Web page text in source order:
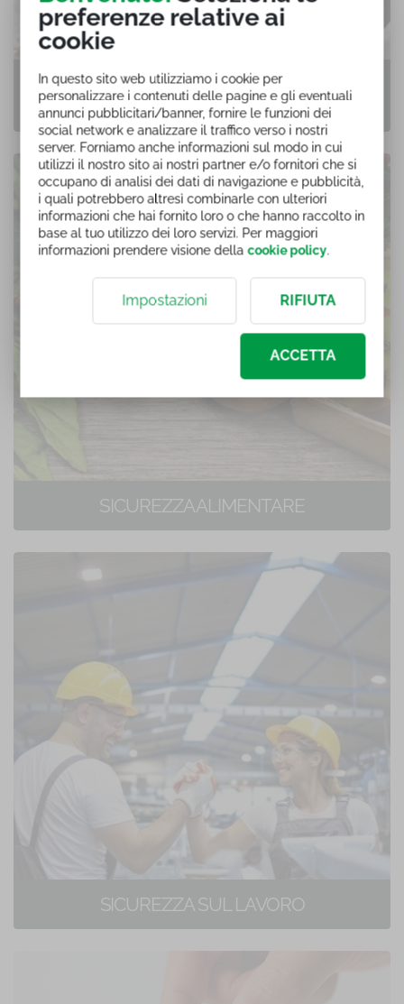
GESTIONE D'IMPRESA E SVILUPPO
MANAGERIALE
1 corsi di formazione online
SICUREZZA ALIMENTARE
8 corsi di formazione online
SICUREZZA SUL LAVORO
153 corsi di formazione online
preferenze relative ai
cookie
In questo sito web utilizziamo i cookie per
personalizzare i contenuti delle pagine e gli eventuali
annunci pubblicitari/banner, fornire le funzioni dei
social network e analizzare il traffico verso i nostri
server. Forniamo anche informazioni sul modo in cui
utilizzi il nostro sito ai nostri partner e/o fornitori che si
occupano di analisi dei dati di navigazione e pubblicità,
i quali potrebbero altresì combinarle con ulteriori
informazioni che hai fornito loro o che hanno raccolto in
base al tuo utilizzo dei loro servizi. Per maggiori
informazioni prendere visione dellacookie policy.
Impostazioni RIFIUTA
ACCETTA